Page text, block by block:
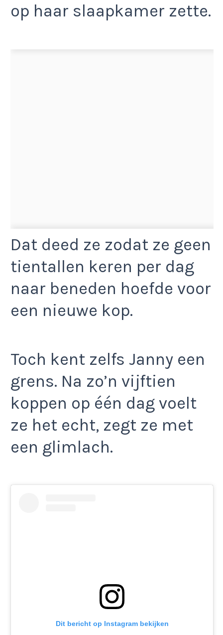
op haar slaapkamer zette.
Dat deed ze zodat ze geen
tientallen keren per dag
naar beneden hoefde voor
een nieuwe kop.
Toch kent zelfs Janny een
grens. Na zo’n vijftien
koppen op één dag voelt
ze het echt, zegt ze met
een glimlach.
Dit bericht op Instagram bekijken